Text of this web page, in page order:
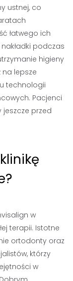
ustnej, co
łatwego ich
podczas
higieny
lepsze
technologii
Pacjenci
przed
w
terapii. Istotne
ortodonty oraz
którzy
w